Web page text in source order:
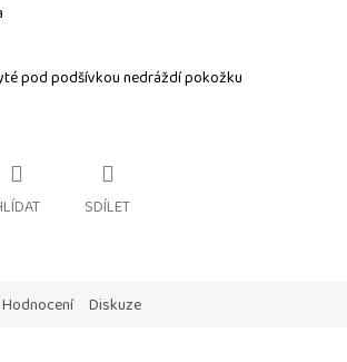
pod podšívkou nedráždí pokožku
SDÍLET
Hodnocení Diskuze